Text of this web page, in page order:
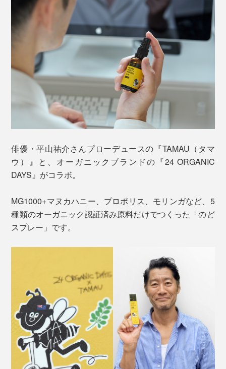
俳優・平山祐介さんプローデュースの『TAMAU（タマ
ウ）』と、オーガニックブランドの『24 ORGANIC
DAYS』がコラボ。
MG1000+マヌカハニー、プロポリス、モリンガなど、5
種類のオーガニック認証済み原料だけでつくった「のど
スプレー」です。